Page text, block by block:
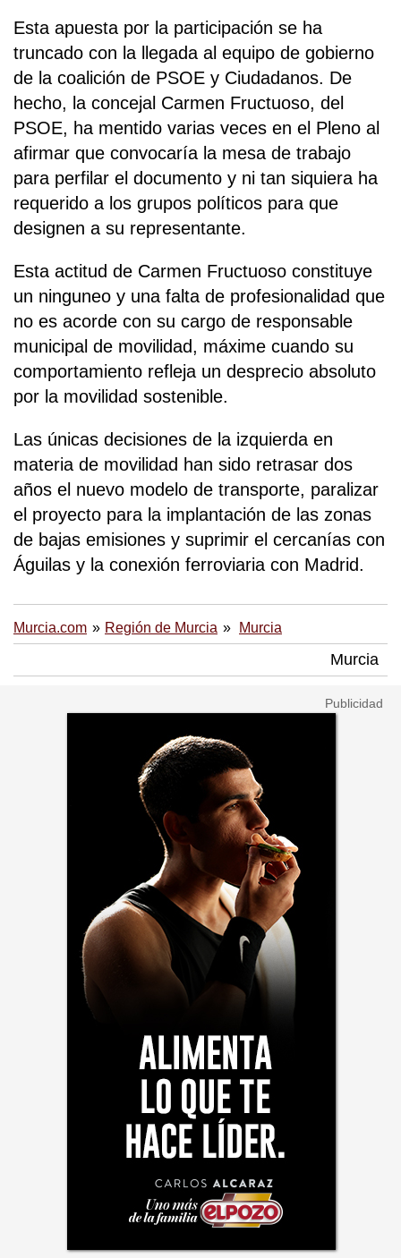
Esta apuesta por la participación se ha
truncado con la llegada al equipo de gobierno
de la coalición de PSOE y Ciudadanos. De
hecho, la concejal Carmen Fructuoso, del
PSOE, ha mentido varias veces en el Pleno al
afirmar que convocaría la mesa de trabajo
para perfilar el documento y ni tan siquiera ha
requerido a los grupos políticos para que
designen a su representante.
Esta actitud de Carmen Fructuoso constituye
un ninguneo y una falta de profesionalidad que
no es acorde con su cargo de responsable
municipal de movilidad, máxime cuando su
comportamiento refleja un desprecio absoluto
por la movilidad sostenible.
Las únicas decisiones de la izquierda en
materia de movilidad han sido retrasar dos
años el nuevo modelo de transporte, paralizar
el proyecto para la implantación de las zonas
de bajas emisiones y suprimir el cercanías con
Águilas y la conexión ferroviaria con Madrid.
Murcia.com Región de Murcia Murcia
Murcia